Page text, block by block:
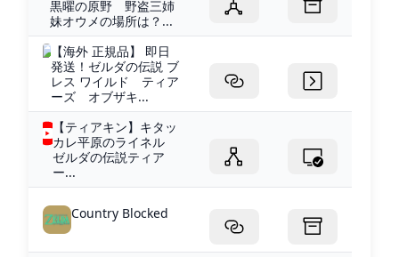
黒曜の原野 野盗三姉
妹オウメの場所は？...
【海外 正規品】 即日
発送！ゼルダの伝説 ブ
レス ワイルド ティア
ーズ オブザキ...
【ティアキン】キタッ
カレ平原のライネル
ゼルダの伝説ティア
ー...
Country Blocked